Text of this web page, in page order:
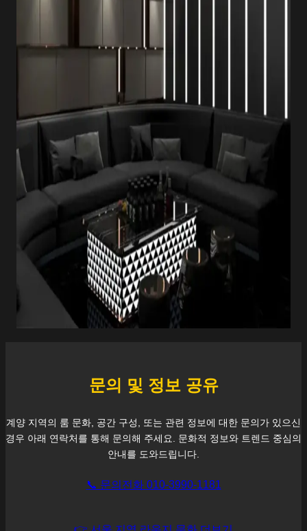
문의 및 정보 공유
계양 지역의 룸 문화, 공간 구성, 또는 관련 정보에 대한 문의가 있으신
경우 아래 연락처를 통해 문의해 주세요. 문화적 정보와 트렌드 중심의
안내를 도와드립니다.
📞 문의전화 010-3990-1181